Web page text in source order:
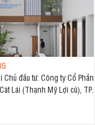
đầu tư: Công ty Cổ Phần
Lái (Thạnh Mỹ Lợi cũ), TP.